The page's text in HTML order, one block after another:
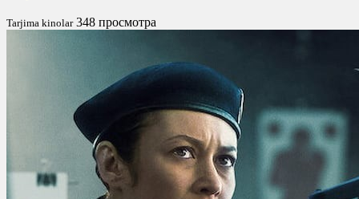
Tarjima kinolar 348 просмотра